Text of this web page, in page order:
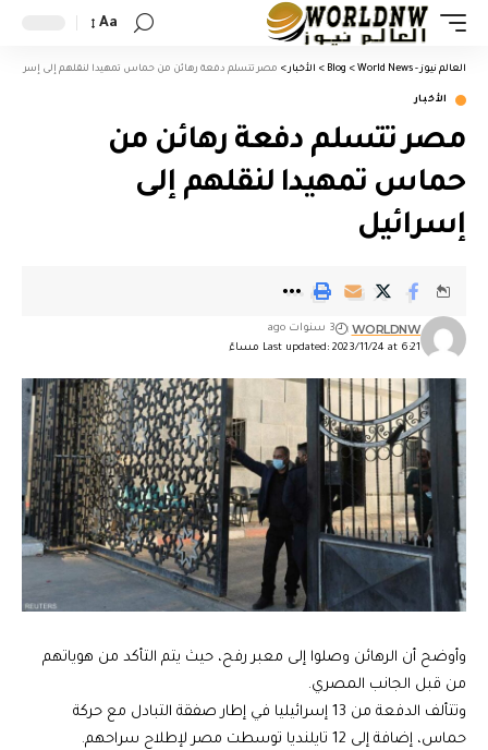
Aa
العالم نيوز - World News >
Blog
> الأخبار > مصر تتسلم دفعة رهائن من حماس تمهيدا لنقلهم إلى إسرائيل
الأخبار
مصر تتسلم دفعة رهائن من
حماس تمهيدا لنقلهم إلى
إسرائيل
Last updated: 2023/11/24 at 6:21 مساءً
WORLDNW 3 سنوات ago
وأوضح أن الرهائن وصلوا إلى معبر رفح، حيث يتم التأكد من هوياتهم
من قبل الجانب المصري.
وتتألف الدفعة من 13 إسرائيليا في إطار صفقة التبادل مع حركة
حماس، إضافة إلى 12 تايلنديا توسطت مصر لإطلاح سراحهم.